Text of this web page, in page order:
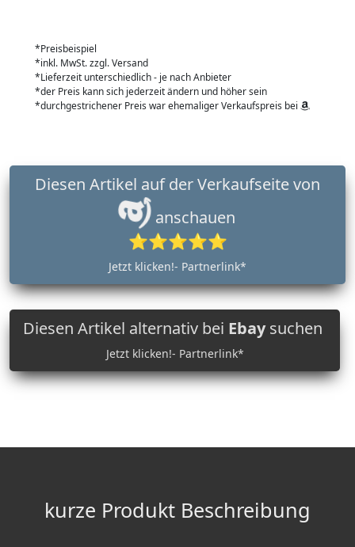
*Preisbeispiel
*inkl. MwSt. zzgl. Versand
*Lieferzeit unterschiedlich - je nach Anbieter
*der Preis kann sich jederzeit ändern und höher sein
*durchgestrichener Preis war ehemaliger Verkaufspreis bei
anschauen
⭐⭐⭐⭐⭐
Jetzt klicken!- Partnerlink*
Diesen Artikel alternativ bei Ebaysuchen
Jetzt klicken!- Partnerlink*
kurze Produkt Beschreibung